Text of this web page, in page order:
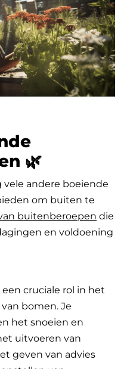
🌿
vele andere boeiende
om buiten te
buitenberoepen die
en voldoening
cruciale rol in het
bomen. Je
het snoeien en
uitvoeren van
geven van advies